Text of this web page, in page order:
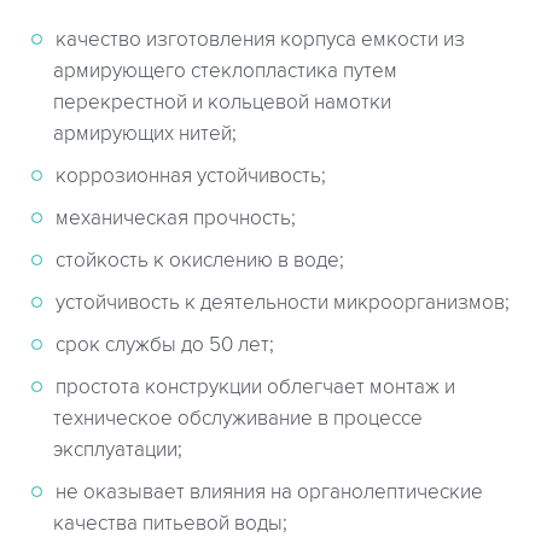
качество изготовления корпуса емкости из
армирующего стеклопластика путем
перекрестной и кольцевой намотки
армирующих нитей;
коррозионная устойчивость;
механическая прочность;
стойкость к окислению в воде;
устойчивость к деятельности микроорганизмов;
срок службы до 50 лет;
простота конструкции облегчает монтаж и
техническое обслуживание в процессе
эксплуатации;
не оказывает влияния на органолептические
качества питьевой воды;